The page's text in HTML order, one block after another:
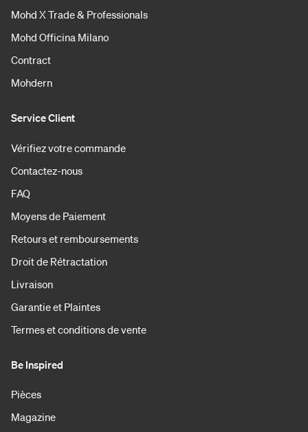
Mohd X Trade & Professionals
Mohd Officina Milano
Contract
Mohdern
Service Client
Vérifiez votre commande
Contactez-nous
FAQ
Moyens de Paiement
Retours et remboursements
Droit de Rétractation
Livraison
Garantie et Plaintes
Termes et conditions de vente
Be Inspired
Pièces
Magazine